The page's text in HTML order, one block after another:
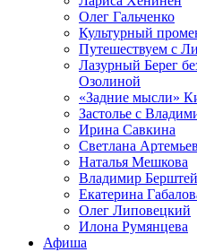
Олег Гальченко
Культурный
Путешествуем с
Лазурный Берег
Озолиной
«Задние мысли»
Застолье с
Ирина Савкина
Светлана
Наталья Мешкова
Владимир
Екатерина
Олег Липовецкий
Илона Румянцева
Афиша